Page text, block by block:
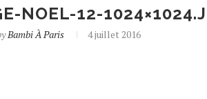
NOEL-12-
Bambi À Paris 4 juillet 2016